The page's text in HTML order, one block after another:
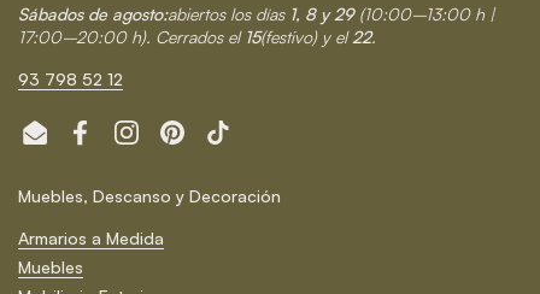
Sábados de agosto:abiertos los días 1, 8 y 29 (10:00–13:00 h |
17:00–20:00 h). Cerrados el 15(festivo) y el22.
93 798 52 12
Email FacebookInstagramPinterestTikTok
Muebles, Descanso y Decoración
Armarios a Medida
Muebles